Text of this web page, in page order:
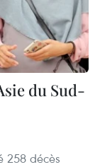
du Sud-
258 décès